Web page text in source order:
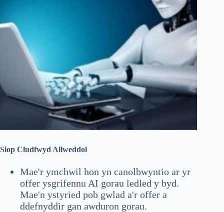
Siop Cludfwyd Allweddol
Mae'r ymchwil hon yn canolbwyntio ar yr
offer ysgrifennu AI gorau ledled y byd.
Mae'n ystyried pob gwlad a'r offer a
ddefnyddir gan awduron gorau.